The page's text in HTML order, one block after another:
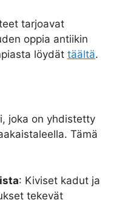
tarjoavat
oppia antiikin
löydät täältä.
joka on yhdistetty
Tämä
: Kiviset kadut ja
tekevät